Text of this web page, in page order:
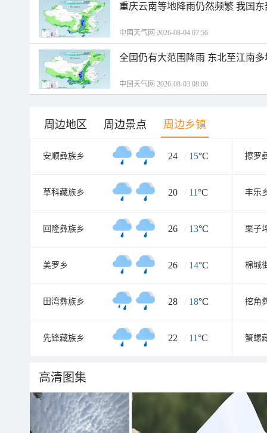
重庆云南等地降雨仍然频繁 我国
中国天气网 2026-08-04 07:56
全国仍有大范围降雨 东北至江南
中国天气网 2026-08-03 08:00
周边地区 周边景点 周边乡镇
安顺彝族乡 24 / 15°C 擦罗
草科藏族乡 20 / 11°C 丰乐
回隆彝族乡 26 / 13°C 栗子
美罗乡 26 / 14°C 棉城
田湾彝族乡 28 / 18°C 挖角
先锋藏族乡 22 / 11°C 蟹螺
高清图集